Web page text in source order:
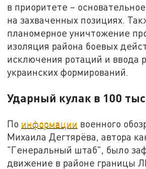
в приоритете –
на захваченных позициях.
планомерное уничтожение
изоляция района боевых
исключения ротаций и ввода
украинских формирований.
Ударный кулак в 100
По информации военного
Михаила Дегтярёва, автора
"Генеральный штаб", было
движение в районе границы